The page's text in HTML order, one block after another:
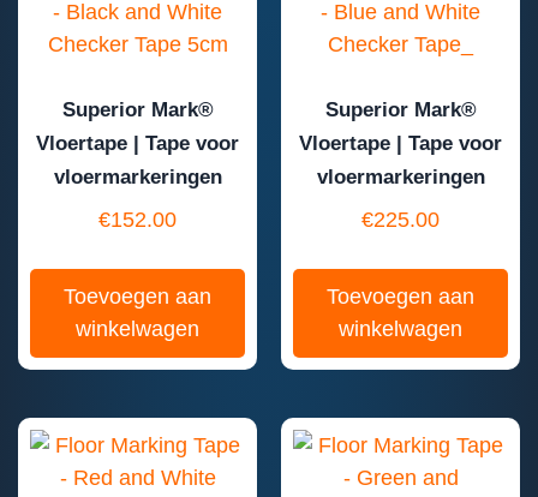
Superior Mark®
Vloertape | Tape voor
vloermarkeringen
€152.00
Toevoegen aan
winkelwagen
Superior Mark®
Vloertape | Tape voor
vloermarkeringen
€225.00
Toevoegen aan
winkelwagen